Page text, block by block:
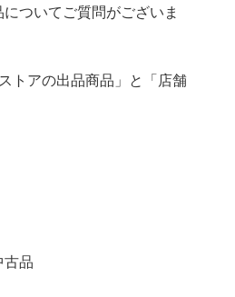
ついてご質問がございま
トアの出品商品」と「店舗
品